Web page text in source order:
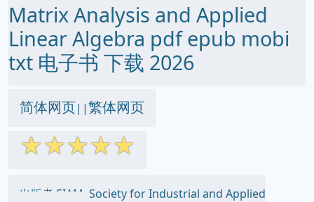
Matrix Analysis and Applied
Linear Algebra pdf epub mobi
txt 电子书 下载 2026
简体网页||繁体网页
☆☆☆☆☆
出版者:SIAM: Society for Industrial and Applied